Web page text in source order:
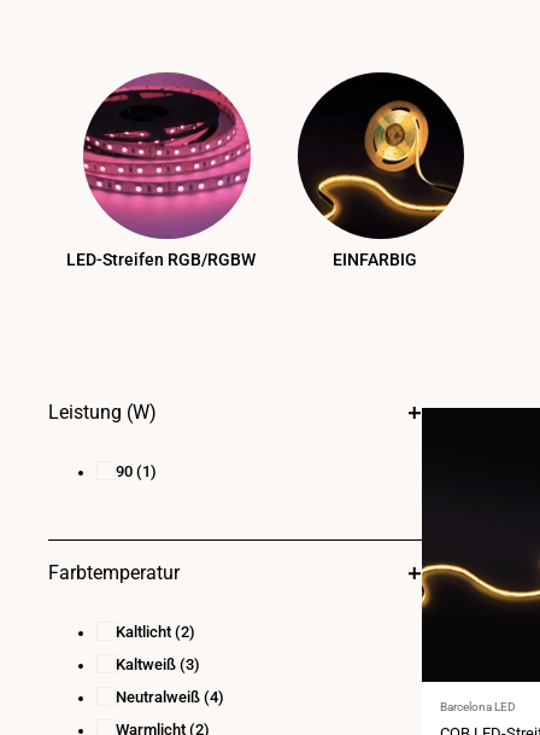
LED-Streifen RGB/RGBW EINFARBIG
Anbieter:
Barcelona LED
Leistung (W)
90 (1)
Farbtemperatur
Kaltlicht (2)
Kaltweiß (3)
Neutralweiß (4)
Warmlicht (2)